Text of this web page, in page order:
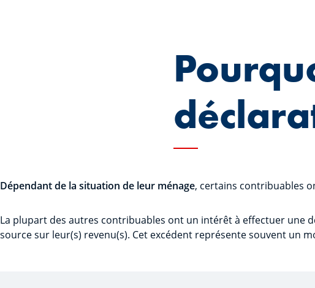
Dépendant de la situation de leur ménage, certains contribuables
La plupart des autres contribuables ont un intérêt à effectuer une
source sur leur(s) revenu(s). Cet excédent représente souvent un